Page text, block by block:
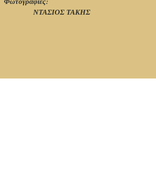
Φωτογραφίες:
ΝΤΑΣΙΟΣ ΤΑΚΗΣ